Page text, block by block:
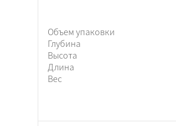
Объем упаковки
Глубина
Высота
Длина
Вес